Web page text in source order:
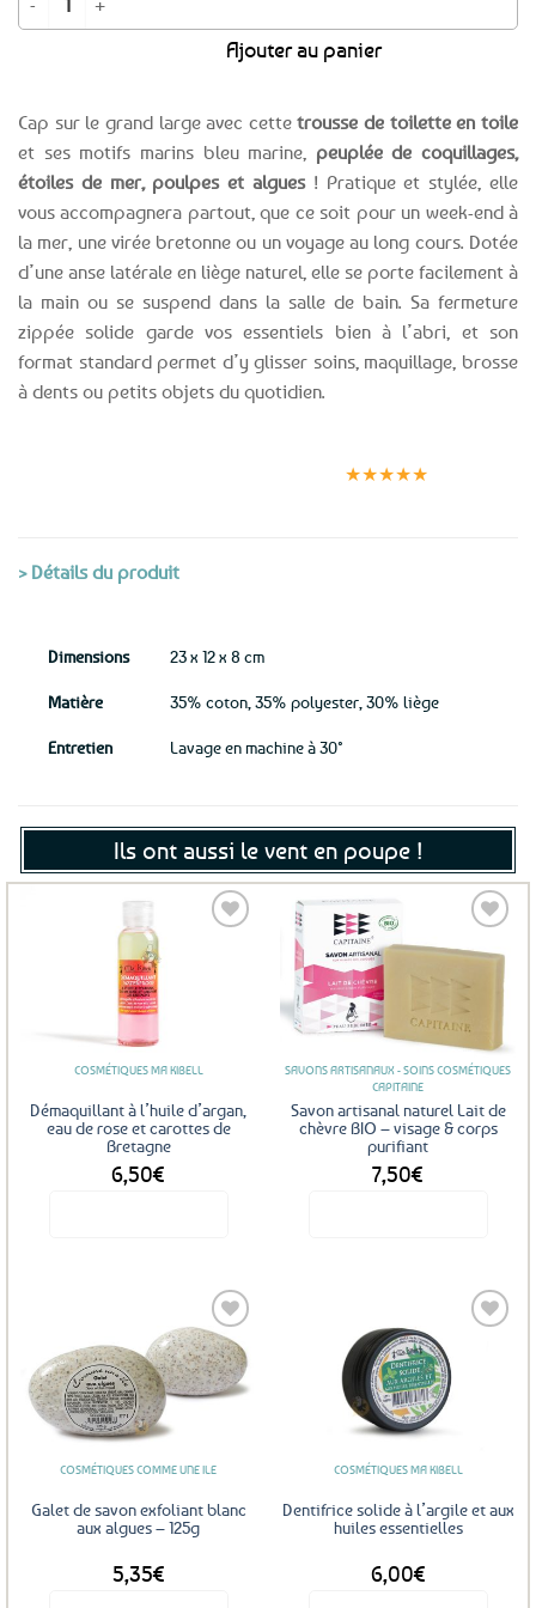
Cap sur le grand large avec cettetrousse de toilette en toile
et ses motifs marins bleu marine, peuplée de coquillages,
étoiles de mer, poulpes et algues! Pratique et stylée, elle
vous accompagnera partout, que ce soit pour un week-end à
la mer, une virée bretonne ou un voyage au long cours. Dotée
d’une anse latérale en liège naturel, elle se porte facilement à
la main ou se suspend dans la salle de bain. Sa fermeture
zippée solide garde vos essentiels bien à l’abri, et son
format standard permet d’y glisser soins, maquillage, brosse
à dents ou petits objets du quotidien.
était :
6,99€.
est :
Ajouter au panier
★★★★★
> Détails du produit
Dimensions 23 x 12 x 8 cm
Matière 35% coton, 35% polyester, 30% liège
Entretien Lavage en machine à 30°
Ils ont aussi le vent en poupe !
COSMÉTIQUES MA KIBELL
Démaquillant à l’huile d’argan,
eau de rose et carottes de
Bretagne
6,50€
Ajouter
favoris
SAVONS ARTISANAUX - SOINS COSMÉTIQUES
CAPITAINE
Savon artisanal naturel Lait de
chèvre BIO – visage & corps
purifiant
7,50€
Ajouter
aux
COSMÉTIQUES COMME UNE ILE
Galet de savon exfoliant blanc
aux algues – 125g
5,35€
COSMÉTIQUES MA KIBELL
Dentifrice solide à l’argile et aux
huiles essentielles
6,00€